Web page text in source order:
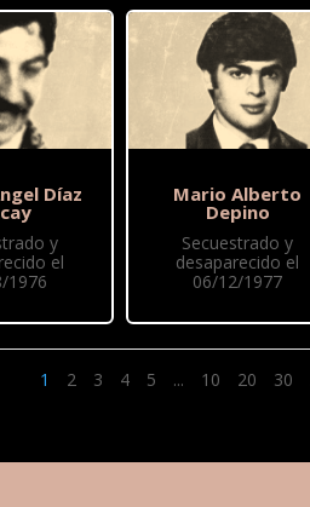
Díaz
y
el
1976
Mario Alberto
Depino
Secuestrado y
desaparecido el
06/12/1977
1 2 3 4 5 ... 10 20 30